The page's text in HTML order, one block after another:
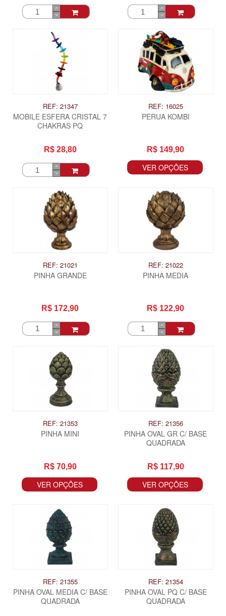
REF: 21347
MOBILE ESFERA CRISTAL 7
CHAKRAS PQ
R$ 28,80
REF: 16025
PERUA KOMBI
R$ 149,90
VER OPÇÕES
REF: 21021
PINHA GRANDE
R$ 172,90
REF: 21022
PINHA MEDIA
R$ 122,90
REF: 21353
PINHA MINI
R$ 70,90
VER OPÇÕES
REF: 21356
PINHA OVAL GR C/ BASE
QUADRADA
R$ 117,90
VER OPÇÕES
REF: 21355
PINHA OVAL MEDIA C/ BASE
QUADRADA
REF: 21354
PINHA OVAL PQ C/ BASE
QUADRADA